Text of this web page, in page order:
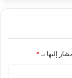
إليها بـ *